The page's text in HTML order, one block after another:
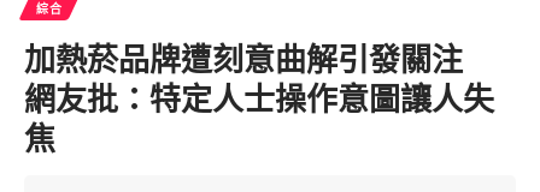
綜合
加熱菸品牌遭刻意曲解引發關注
網友批：特定人士操作意圖讓人失
焦